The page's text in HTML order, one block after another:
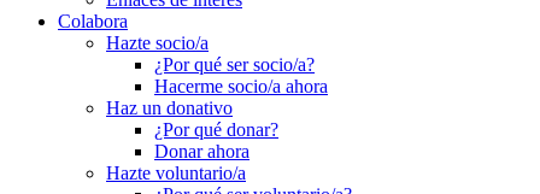
Colabora
Hazte socio/a
¿Por qué ser socio/a?
Hacerme socio/a ahora
Haz un donativo
¿Por qué donar?
Donar ahora
Hazte voluntario/a